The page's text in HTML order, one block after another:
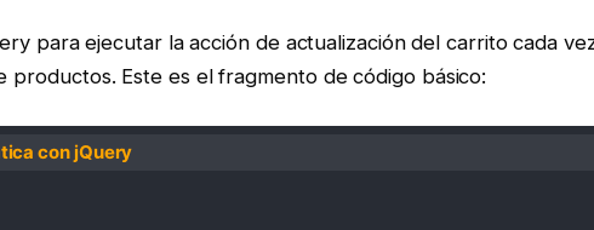
para ejecutar la acción de actualización del carrito cada
productos. Este es el fragmento de código básico:
con jQuery